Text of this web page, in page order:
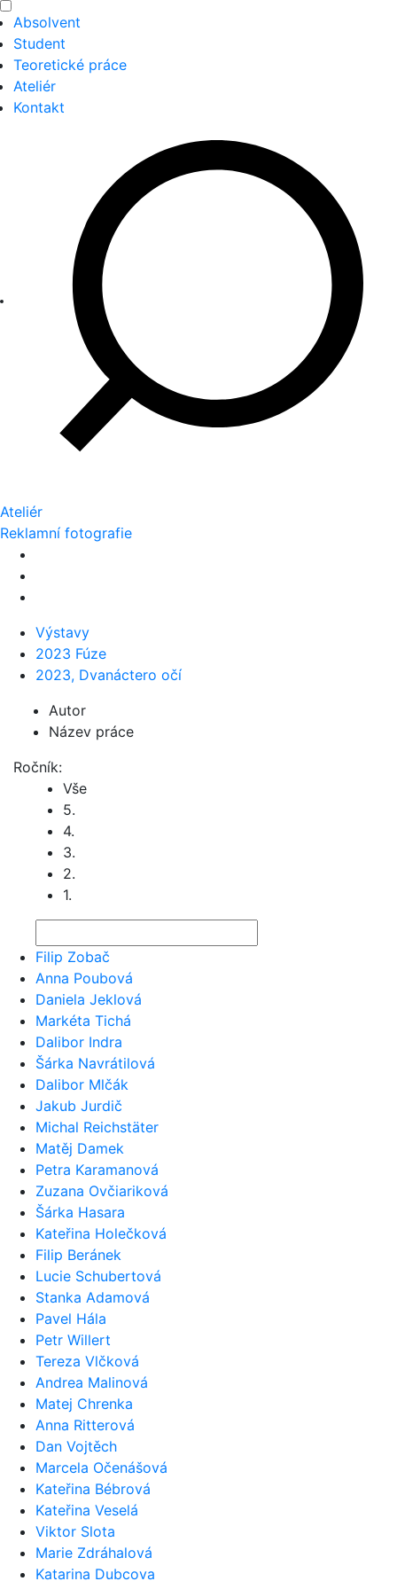
Absolvent
Student
Teoretické práce
Ateliér
Kontakt
Ateliér
Reklamní fotografie
Výstavy
2023 Fúze
2023, Dvanáctero očí
Autor
Název práce
Ročník:
Vše
5.
4.
3.
2.
1.
Filip Zobač
Anna Poubová
Daniela Jeklová
Markéta Tichá
Dalibor Indra
Šárka Navrátilová
Dalibor Mlčák
Jakub Jurdič
Michal Reichstäter
Matěj Damek
Petra Karamanová
Zuzana Ovčiariková
Šárka Hasara
Kateřina Holečková
Filip Beránek
Lucie Schubertová
Stanka Adamová
Pavel Hála
Petr Willert
Tereza Vlčková
Andrea Malinová
Matej Chrenka
Anna Ritterová
Dan Vojtěch
Marcela Očenášová
Kateřina Bébrová
Kateřina Veselá
Viktor Slota
Marie Zdráhalová
Katarina Dubcova